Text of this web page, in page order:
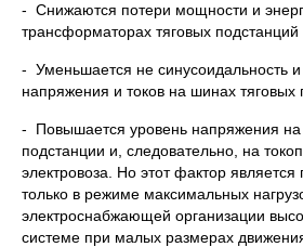
- Снижаются потери мощности и
трансформаторах тяговых
- Уменьшается не синусоидальность
напряжения и токов на шинах
- Повышается уровень напряжения на
подстанции и, следовательно, на
электровоза. Но этот фактор
только в режиме максимальных
электроснабжающей организации
системе при малых размерах